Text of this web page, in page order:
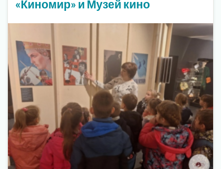
«Киномир» и Музей кино